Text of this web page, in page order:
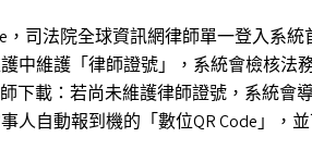
，司法院全球資訊網律師單一登入系
中維護「律師證號」，系統會檢核法
師下載：若尚未維護律師證號，系統
人自動報到機的「數位QR Code」，